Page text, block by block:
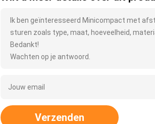
Ik ben geïnteresseerd Minicompact met
sturen zoals type, maat, hoeveelheid,
Bedankt!
Wachten op je antwoord.
Verzenden